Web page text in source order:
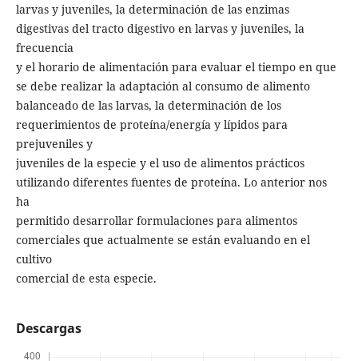
larvas y juveniles, la determinación de las enzimas
digestivas del tracto digestivo en larvas y juveniles, la
frecuencia
y el horario de alimentación para evaluar el tiempo en que
se debe realizar la adaptación al consumo de alimento
balanceado de las larvas, la determinación de los
requerimientos de proteína/energía y lípidos para
prejuveniles y
juveniles de la especie y el uso de alimentos prácticos
utilizando diferentes fuentes de proteína. Lo anterior nos
ha
permitido desarrollar formulaciones para alimentos
comerciales que actualmente se están evaluando en el
cultivo
comercial de esta especie.
Descargas